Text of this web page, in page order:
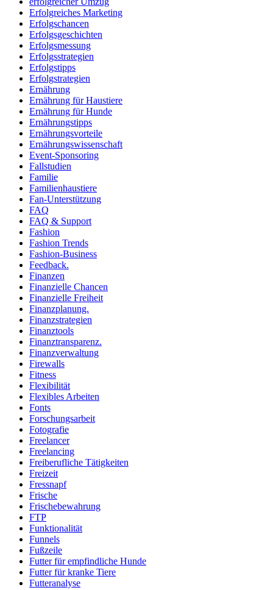
Erfolgreiches Marketing
Erfolgschancen
Erfolgsgeschichten
Erfolgsmessung
Erfolgsstrategien
Erfolgstipps
Erfolgstrategien
Ernährung
Ernährung für Haustiere
Ernährung für Hunde
Ernährungstipps
Ernährungsvorteile
Ernährungswissenschaft
Event-Sponsoring
Fallstudien
Familie
Familienhaustiere
Fan-Unterstützung
FAQ
FAQ & Support
Fashion
Fashion Trends
Fashion-Business
Feedback.
Finanzen
Finanzielle Chancen
Finanzielle Freiheit
Finanzplanung.
Finanzstrategien
Finanztools
Finanztransparenz.
Finanzverwaltung
Firewalls
Fitness
Flexibilität
Flexibles Arbeiten
Fonts
Forschungsarbeit
Fotografie
Freelancer
Freelancing
Freiberufliche Tätigkeiten
Freizeit
Fressnapf
Frische
Frischebewahrung
FTP
Funktionalität
Funnels
Fußzeile
Futter für empfindliche Hunde
Futter für kranke Tiere
Futteranalyse